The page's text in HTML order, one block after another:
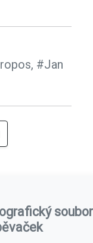
#Jan
soubor